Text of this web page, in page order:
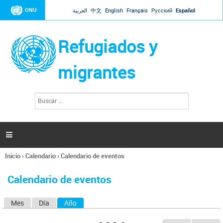
Jump to navigation
ONU العربية 中文 English Français Русский Español
Refugiados y
migrantes
l
s

Se
usted
Inicio›Calendario›Calendario de eventos
Calendario de eventos
Mes Día Año